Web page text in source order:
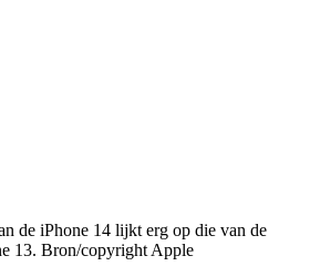
de iPhone 14 lijkt erg op die van de
13. Bron/copyright Apple